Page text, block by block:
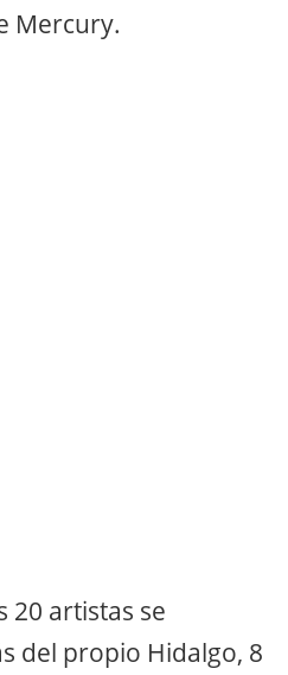
Mercury.
20 artistas se
del propio Hidalgo, 8